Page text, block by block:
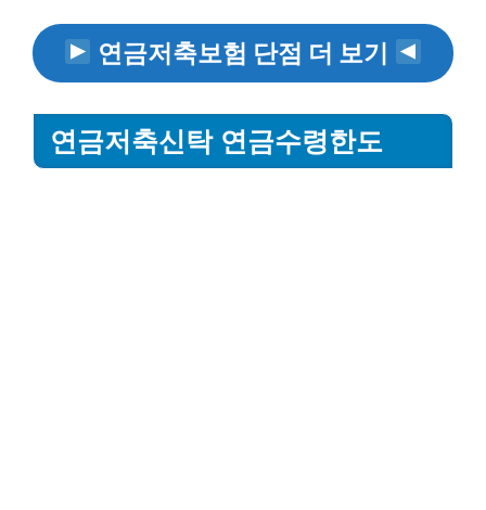
연금저축보험 단점 더 보기
연금저축신탁 연금수령한도